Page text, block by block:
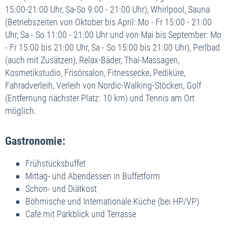
15:00-21:00 Uhr, Sa-So 9:00 - 21:00 Uhr), Whirlpool, Sauna
(Betriebszeiten von Oktober bis April: Mo - Fr 15:00 - 21:00
Uhr, Sa - So 11:00 - 21:00 Uhr und von Mai bis September: Mo
- Fr 15:00 bis 21:00 Uhr, Sa - So 15:00 bis 21:00 Uhr), Perlbad
(auch mit Zusätzen), Relax-Bäder, Thai-Massagen,
Kosmetikstudio, Frisörsalon, Fitnessecke, Pediküre,
Fahradverleih, Verleih von Nordic-Walking-Stöcken, Golf
(Entfernung nächster Platz: 10 km) und Tennis am Ort
möglich.
Gastronomie:
Frühstücksbuffet
Mittag- und Abendessen in Buffetform
Schon- und Diätkost
Böhmische und Internationale Küche (bei HP/VP)
Café mit Parkblick und Terrasse